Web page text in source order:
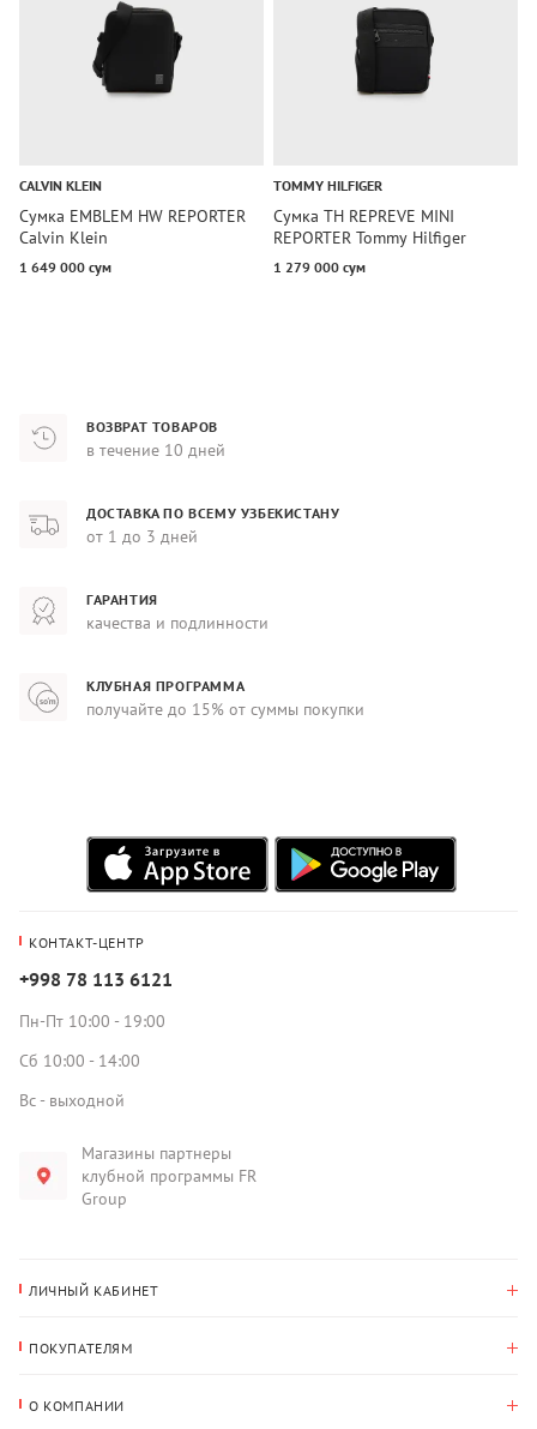
CALVIN KLEIN
Сумка EMBLEM HW REPORTER
Calvin Klein
1 649 000 сум
TOMMY HILFIGER
Сумка TH REPREVE MINI
REPORTER Tommy Hilfiger
1 279 000 сум
ВОЗВРАТ ТОВАРОВ
в течение 10 дней
ДОСТАВКА ПО ВСЕМУ УЗБЕКИСТАНУ
от 1 до 3 дней
ГАРАНТИЯ
качества и подлинности
КЛУБНАЯ ПРОГРАММА
получайте до 15% от суммы покупки
КОНТАКТ-ЦЕНТР
+998 78 113 6121
Пн-Пт 10:00 - 19:00
Сб 10:00 - 14:00
Вс - выходной
Магазины партнеры
клубной программы FR
Group
ЛИЧНЫЙ КАБИНЕТ
Адрес для доставки
ПОКУПАТЕЛЯМ
О КОМПАНИИ